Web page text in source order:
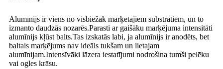
Alumīnijs ir viens no visbiežāk marķētajiem substrātiem, un to
izmanto daudzās nozarēs.Parasti ar gaišāku marķējuma intensitāti
alumīnijs kļūst balts.Tas izskatās labi, ja alumīnijs ir anodēts, bet
baltais marķējums nav ideāls tukšam un lietajam
alumīnijam.Intensīvāki lāzera iestatījumi nodrošina tumši pelēku
vai ogles krāsu.